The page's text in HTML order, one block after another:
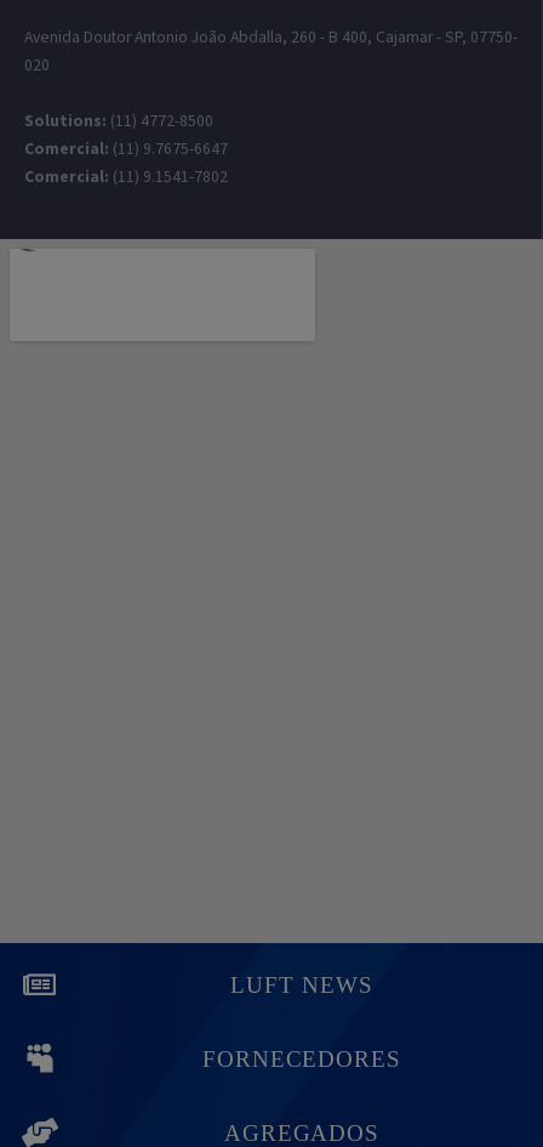
Avenida Doutor Antonio João Abdalla, 260 - B 400, Cajamar - SP, 07750-
020
Solutions: (11) 4772-8500
Comercial: (11) 9.7675-6647
Comercial: (11) 9.1541-7802
LUFT NEWS
FORNECEDORES
AGREGADOS